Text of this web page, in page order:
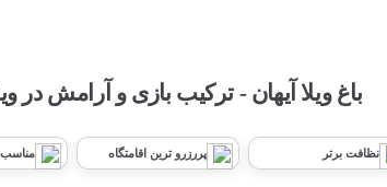
باغ ویلا آیهان - ترکیب بازی و آرامش در
نظافت برتر پررزرو ترین اقامتگاه مناسب